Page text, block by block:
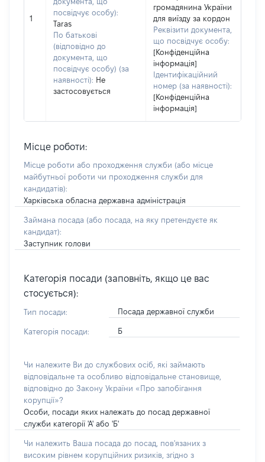
1
посвідчує особу):
Taras
По батькові
(відповідно до
документа, що
посвідчує особу) (за
наявності): Не
застосовується
громадянина України
для виїзду за кордон
Реквізити документа,
що посвідчує особу:
[Конфіденційна
інформація]
Ідентифікаційний
номер (за наявності):
[Конфіденційна
інформація]
Місце роботи:
Місце роботи або проходження служби (або місце
майбутньої роботи чи проходження служби для
кандидатів):
Харківська обласна державна адміністрація
Займана посада (або посада, на яку претендуєте як
кандидат):
Заступник голови
Категорія посади (заповніть, якщо це вас
стосується):
Тип посади: Посада державної служби
Категорія посади: Б
Чи належите Ви до службових осіб, які займають
відповідальне та особливо відповідальне становище,
відповідно до Закону України «Про запобігання
корупції»?
Особи, посади яких належать до посад державної
служби категорії 'А' або 'Б'
Чи належить Ваша посада до посад, пов'язаних з
високим рівнем корупційних ризиків, згідно з